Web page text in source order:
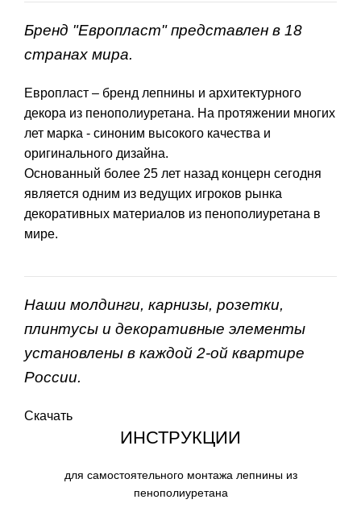
Бренд "Европласт" представлен в 18
странах мира.
Европласт – бренд лепнины и архитектурного
декора из пенополиуретана. На протяжении многих
лет марка - синоним высокого качества и
оригинального дизайна.
Основанный более 25 лет назад концерн сегодня
является одним из ведущих игроков рынка
декоративных материалов из пенополиуретана в
мире.
Наши молдинги, карнизы, розетки,
плинтусы и декоративные элементы
установлены в каждой 2-ой квартире
России.
Скачать
ИНСТРУКЦИИ
для самостоятельного монтажа лепнины из
пенополиуретана